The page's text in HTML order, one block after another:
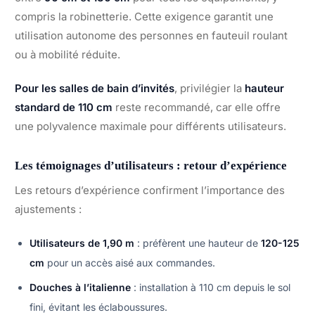
compris la robinetterie. Cette exigence garantit une
utilisation autonome des personnes en fauteuil roulant
ou à mobilité réduite.
Pour les salles de bain d’invités, privilégier la hauteur
standard de 110 cm reste recommandé, car elle offre
une polyvalence maximale pour différents utilisateurs.
Les témoignages d’utilisateurs : retour d’expérience
Les retours d’expérience confirment l’importance des
ajustements :
Utilisateurs de 1,90 m : préfèrent une hauteur de 120-125
cm pour un accès aisé aux commandes.
Douches à l’italienne : installation à 110 cm depuis le sol
fini, évitant les éclaboussures.